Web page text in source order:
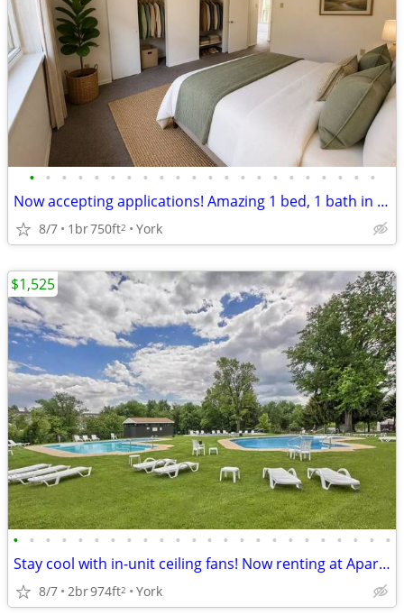
• • • • • • • • • • • • • • • • • • • • • •
Now accepting applications! Amazing 1 bed, 1 bath in York!
8/7 1br750ft2 York
• • • • • • • • • • • • • • • • • • • • • • • •
Stay cool with in-unit ceiling fans! Now renting at Apartments at Wate
8/7 2br974ft2 York
$1,525